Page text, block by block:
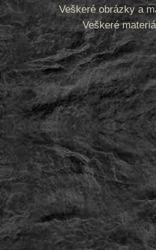
Veškeré obrázky a
Veškeré